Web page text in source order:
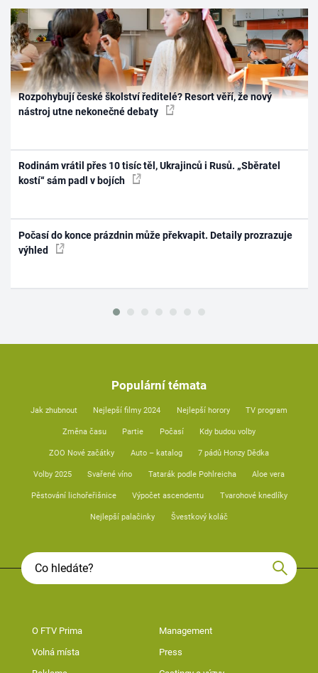
Rozpohybují české školství ředitelé? Resort věří, že nový
nástroj utne nekonečné debaty
Rodinám vrátil přes 10 tisíc těl, Ukrajinců i Rusů. „Sběratel
kostí“ sám padl v bojích
Počasí do konce prázdnin může překvapit. Detaily prozrazuje
výhled
Populární témata
Jak zhubnout Nejlepší filmy 2024 Nejlepší horory TV program
Změna času Partie Počasí Kdy budou volby
ZOO Nové začátky Auto – katalog 7 pádů Honzy Dědka
Volby 2025 Svařené víno Tatarák podle Pohlreicha Aloe vera
Pěstování lichořeřišnice Výpočet ascendentu Tvarohové knedlíky
Nejlepší palačinky Švestkový koláč
O FTV Prima Management
Volná místa Press